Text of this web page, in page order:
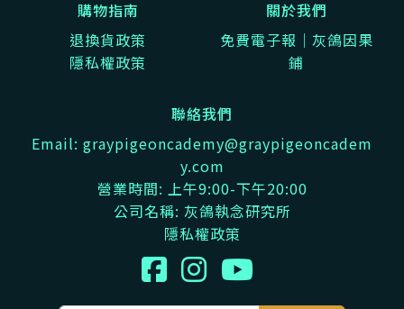
購物指南
退換貨政策
隱私權政策
關於我們
免費電子報｜灰鴿因果
鋪
聯絡我們
Email: graypigeoncademy@graypigeoncadem
y.com
營業時間: 上午9:00-下午20:00
公司名稱: 灰鴿執念研究所
隱私權政策